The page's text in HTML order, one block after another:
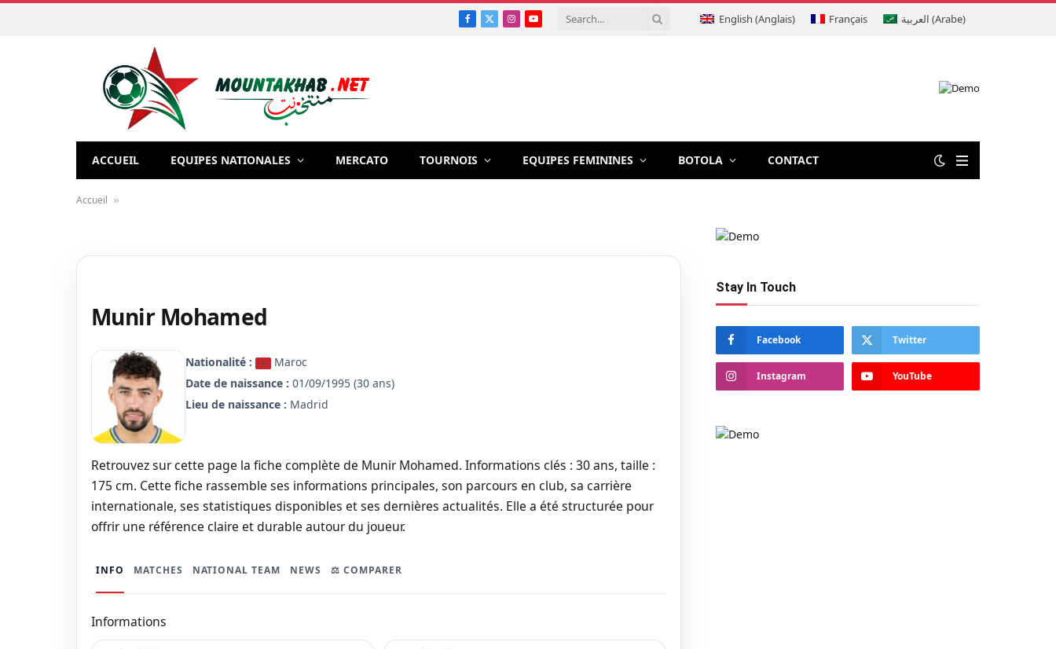
Facebook
X
Instagram
YouTube English (Anglais) Français العربية (Arabe)
ACCUEIL EQUIPES NATIONALES MERCATO TOURNOIS EQUIPES FEMININES BOTOLA CONTACT
Accueil »
Munir Mohamed
Nationalité :
Maroc
Date de naissance : 01/09/1995 (30 ans)
Lieu de naissance : Madrid
Retrouvez sur cette page la fiche complète de Munir Mohamed. Informations clés : 30 ans, taille :
175 cm. Cette fiche rassemble ses informations principales, son parcours en club, sa carrière
internationale, ses statistiques disponibles et ses dernières actualités. Elle a été structurée pour
offrir une référence claire et durable autour du joueur.
INFO MATCHES NATIONAL TEAM NEWS ⚖️ COMPARER
Informations
Stay In Touch
Facebook Twitter
Instagram YouTube